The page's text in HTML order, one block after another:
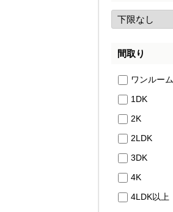
間取り
ワンルーム
1DK
2K
2LDK
3DK
4K
4LDK以上